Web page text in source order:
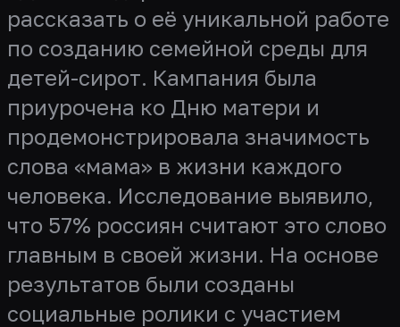
рассказать о её уникальной работе
по созданию семейной среды для
детей-сирот. Кампания была
приурочена ко Дню матери и
продемонстрировала значимость
слова «мама» в жизни каждого
человека. Исследование выявило,
что 57% россиян считают это слово
главным в своей жизни. На основе
результатов были созданы
социальные ролики с участием